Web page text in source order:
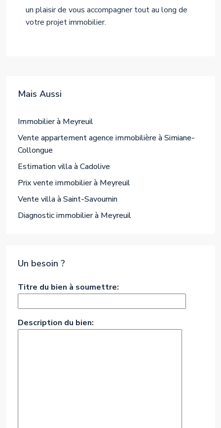
un plaisir de vous accompagner tout au long de
votre projet immobilier.
Mais Aussi
Immobilier à Meyreuil
Vente appartement agence immobilière à Simiane-
Collongue
Estimation villa à Cadolive
Prix vente immobilier à Meyreuil
Vente villa à Saint-Savournin
Diagnostic immobilier à Meyreuil
Un besoin ?
Titre du bien à soumettre:
Description du bien: